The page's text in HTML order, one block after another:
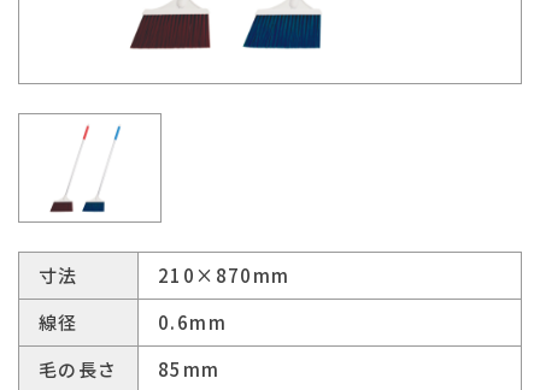
寸法
210×870mm
線径
0.6mm
毛の長さ
85mm